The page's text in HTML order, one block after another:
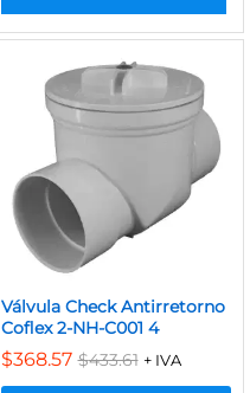
Válvula Check Antirretorno
Coflex 2-NH-C001 4
$368.57 $433.61 + IVA